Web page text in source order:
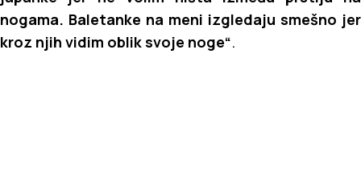
nogama. Baletanke na meni izgledaju smešno jer
kroz njih vidim oblik svoje noge“.